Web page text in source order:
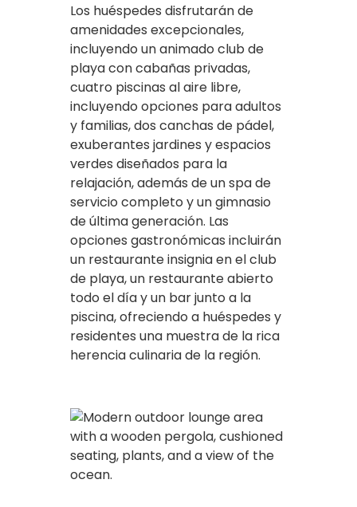
Los huéspedes disfrutarán de
amenidades excepcionales,
incluyendo un animado club de
playa con cabañas privadas,
cuatro piscinas al aire libre,
incluyendo opciones para adultos
y familias, dos canchas de pádel,
exuberantes jardines y espacios
verdes diseñados para la
relajación, además de un spa de
servicio completo y un gimnasio
de última generación. Las
opciones gastronómicas incluirán
un restaurante insignia en el club
de playa, un restaurante abierto
todo el día y un bar junto a la
piscina, ofreciendo a huéspedes y
residentes una muestra de la rica
herencia culinaria de la región.